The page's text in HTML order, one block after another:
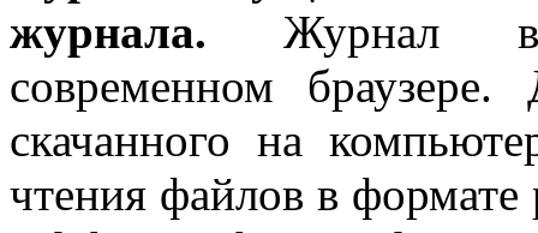
журнала. Журнал
современном
скачанного на
чтения файлов в